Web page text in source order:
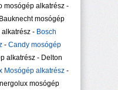
mosógép alkatrész -
mosógép
- Bosch
- Candy mosógép
alkatrész - Delton
Mosógép alkatrész -
mosógép